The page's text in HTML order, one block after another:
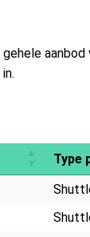
aanbod
Type